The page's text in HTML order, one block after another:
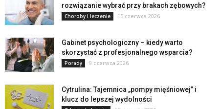
rozwiązanie wybrać przy brakach zębowych?
Choroby i leczenie 15 czerwca 2026
Gabinet psychologiczny – kiedy warto
skorzystać z profesjonalnego wsparcia?
Porady 9 czerwca 2026
Cytrulina: Tajemnica „pompy mięśniowej” i
klucz do lepszej wydolności